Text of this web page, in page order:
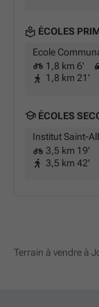
ÉCOLES
Ecole
1,8 km 6'
1,8 km 21'
ÉCOLES
Institut Saint-
3,5 km 19'
3,5 km 42'
Terrain à vendre à